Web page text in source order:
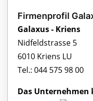
Firmenprofil
Galaxus - Kriens
Nidfeldstrasse 5
6010 Kriens LU
Tel.: 044 575 98 00
Das